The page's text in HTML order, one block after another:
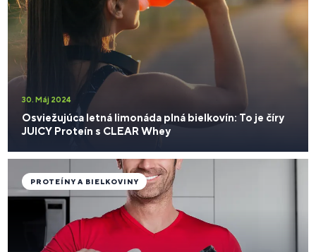
30. Máj 2024
Osviežujúca letná limonáda plná bielkovín: To je číry
JUICY Proteín s CLEAR Whey
PROTEÍNY A BIELKOVINY